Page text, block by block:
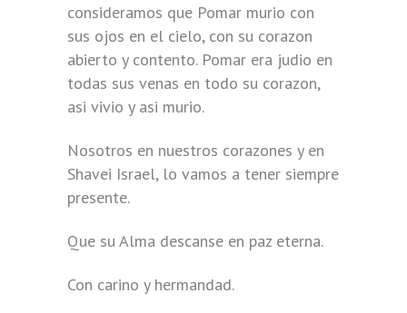
consideramos que Pomar murio con
sus ojos en el cielo, con su corazon
abierto y contento. Pomar era judio en
todas sus venas en todo su corazon,
asi vivio y asi murio.
Nosotros en nuestros corazones y en
Shavei Israel, lo vamos a tener siempre
presente.
Que su Alma descanse en paz eterna.
Con carino y hermandad.